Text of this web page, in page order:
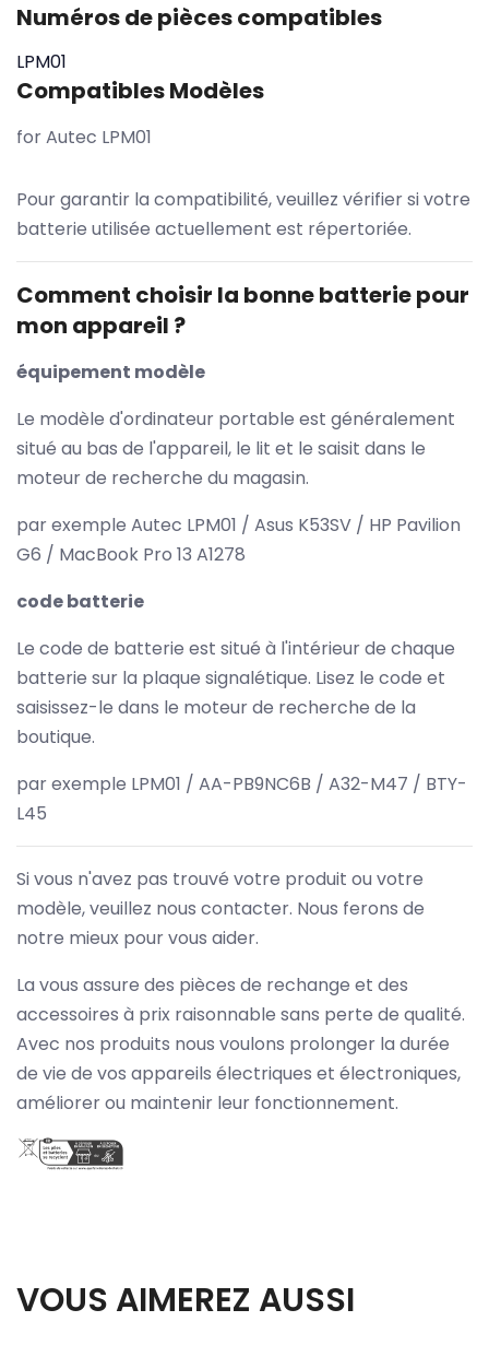
Numéros de pièces compatibles
LPM01
Compatibles Modèles
for Autec LPM01
Pour garantir la compatibilité, veuillez vérifier si votre
batterie utilisée actuellement est répertoriée.
Comment choisir la bonne batterie pour
mon appareil ?
équipement modèle
Le modèle d'ordinateur portable est généralement
situé au bas de l'appareil, le lit et le saisit dans le
moteur de recherche du magasin.
par exemple Autec LPM01 / Asus K53SV / HP Pavilion
G6 / MacBook Pro 13 A1278
code batterie
Le code de batterie est situé à l'intérieur de chaque
batterie sur la plaque signalétique. Lisez le code et
saisissez-le dans le moteur de recherche de la
boutique.
par exemple LPM01 / AA-PB9NC6B / A32-M47 / BTY-
L45
Si vous n'avez pas trouvé votre produit ou votre
modèle, veuillez nous contacter. Nous ferons de
notre mieux pour vous aider.
La vous assure des pièces de rechange et des
accessoires à prix raisonnable sans perte de qualité.
Avec nos produits nous voulons prolonger la durée
de vie de vos appareils électriques et électroniques,
améliorer ou maintenir leur fonctionnement.
VOUS AIMEREZ AUSSI